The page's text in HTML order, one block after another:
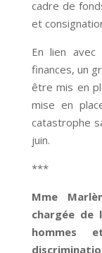
cadre de
et
En lien
finances, un
être mis en
mise en
catastrophe
juin.
***
Mme
chargée de